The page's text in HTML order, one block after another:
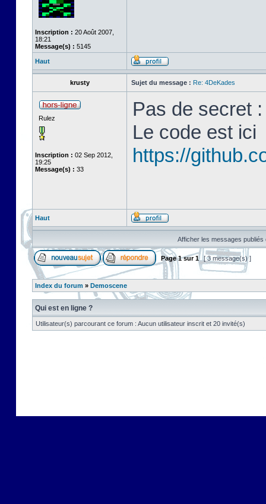
Inscription : 20 Août 2007,
18:21
Message(s) : 5145
Haut
krusty Sujet du message : Re: 4DeKades
Rulez
Inscription : 02 Sep 2012,
19:25
Message(s) : 33
Pas de secret
Le code est ici
https://
Haut
Afficher les messages publiés
Page1sur1 [ 3 message(s) ]
Index du forum » Demoscene
Qui est en ligne ?
Utilisateur(s) parcourant ce forum : Aucun utilisateur inscrit et 20 invité(s)